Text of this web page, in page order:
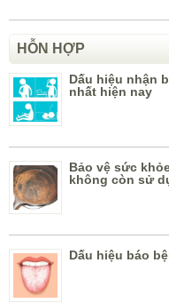
HỖN HỢP
Dấu hiệu nhận
nhất hiện nay
Bảo vệ sức
không còn sử
Dấu hiệu báo